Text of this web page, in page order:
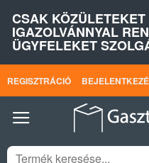
CSAK
IGAZOLVÁNNYAL
ÜGYFELEKET
REGISZTRÁCIÓ